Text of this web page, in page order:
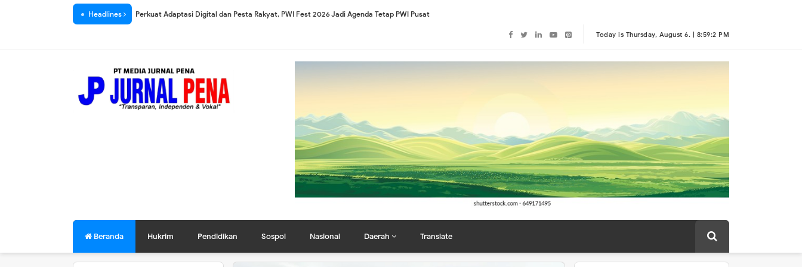
Headlines "PWI Pusat dan Hotman Paris Sepakat Akhiri Polemik", Untuk Persatuan Indonesia
Penguatan AD/ART, PWI Pusat Sosialisasi Lima PO
PWI Riau Mulai Seleksi Atlet Porwanas Agustus, Bidik Ikuti Seluruh Cabor
Laskar Hulubalang Melayu Bersatu Kecamatan Dumai Selatan: Jangan Jadikan Nama Masyarakat sebagai Alat Kepentingan Kelompok
Diduga Dibuka Lebih Cepat, Proyek Jalan Cut Nyak Dhien Dumai Tuai Sorotan Warga
Cegah Atlet "Siluman", SIWO PWI Lampung Perkuat Sistem Verifikasi Jelang Porwanas XV
Kota Dumai Bukan Hutan Tiang dan Kabel! "YLBH MAPAN Rampungkan Gugatan Class Action", Warga Serahkan Beberapa Bukti
YLBH MAPAN Siap Ajukan Class Action Terkait Semrawutnya Tiang dan Kabel Fiber Optik, Warga Tuntut Penertiban Total
Wali Kota Paisal Lantik Pengurus IKJS Kota Dumai, Sugiyarto Resmi Pimpin Organisasi
Bhayangkari Polsek KSKP Bersinergi Dukung Penuh Program Ketahanan Pangan Pemerintah
Pembangunan Gedung GOR & Stadion football Dumai Sebagai Bentuk Kemajuan Daerah dan Masyarakat, Diharap Jangan ada Menghalangi Proses Kelancaran Pembangunan
Today is Thursday, August 6. | 8:59:2 PM
Beranda Hukrim Pendidikan Sospol Nasional Daerah Translate